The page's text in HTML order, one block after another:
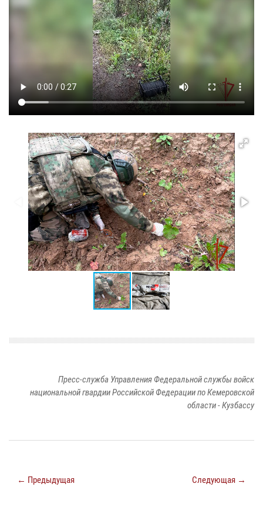
Пресс-служба Управления Федеральной службы войск
национальной гвардии Российской Федерации по Кемеровской
области - Кузбассу
← Предыдущая Следующая →